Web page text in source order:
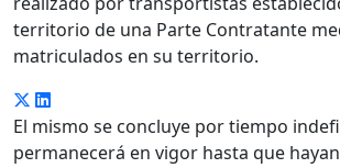
territorio de una Parte Contratante
matriculados en su territorio.
El mismo se concluye por tiempo
permanecerá en vigor hasta que